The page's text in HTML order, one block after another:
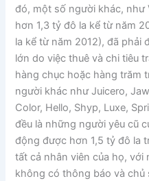
đó, một số người khác, như
hơn 1,3 tỷ đô la kể từ năm
la kể từ năm 2012), đã phải
lớn do việc thuê và chi tiêu
hàng chục hoặc hàng trăm
người khác như Juicero,
Color, Hello, Shyp, Luxe,
đều là những người yêu cũ
động được hơn 1,5 tỷ đô la
tất cả nhân viên của họ,
không có thông báo và chủ